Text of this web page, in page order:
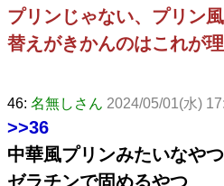
プリンじゃない、プリン風
替えがきかんのはこれが
46: 名無しさん 2024/05/01(水)
>>36
中華風プリンみたいなや
ゼラチンで固めるやつ